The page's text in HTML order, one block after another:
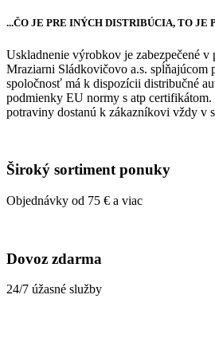
...ČO JE PRE INÝCH DISTRIBÚCIA, TO JE
Uskladnenie výrobkov je zabezpečené v
Mraziarni Sládkovičovo a.s. spĺňajúcom
spoločnosť má k dispozícii distribučné
podmienky EU normy s atp
potraviny dostanú k zákazníkovi vždy v
Široký sortiment ponuky
Objednávky od 75 € a viac
Dovoz zdarma
24/7 úžasné služby